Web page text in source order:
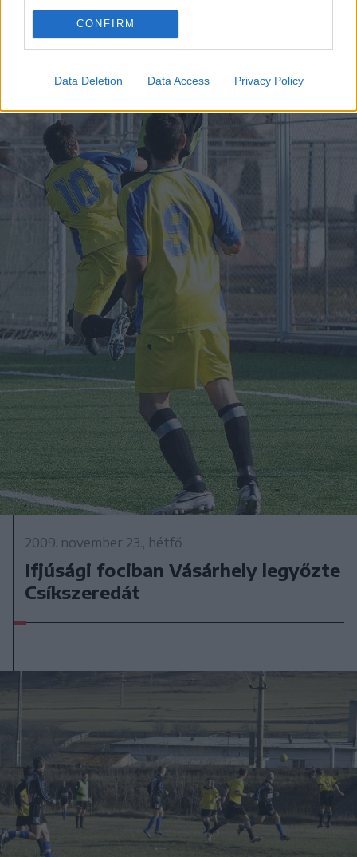
CONFIRM
Data Deletion Data Access Privacy Policy
2009. november 23., hétfő
Ifjúsági fociban Vásárhely legyőzte
Csíkszeredát